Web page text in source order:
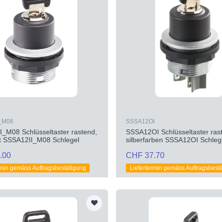
Schlüsseltaster rastend,
SSSA12II_M08 Schlegel
gemäss Auftragsbestätigung
SSSA12OI
SSSA12OI Schlüsseltaster
silberfarben SSSA12OI
CHF 37.70
Liefertermin gemäss